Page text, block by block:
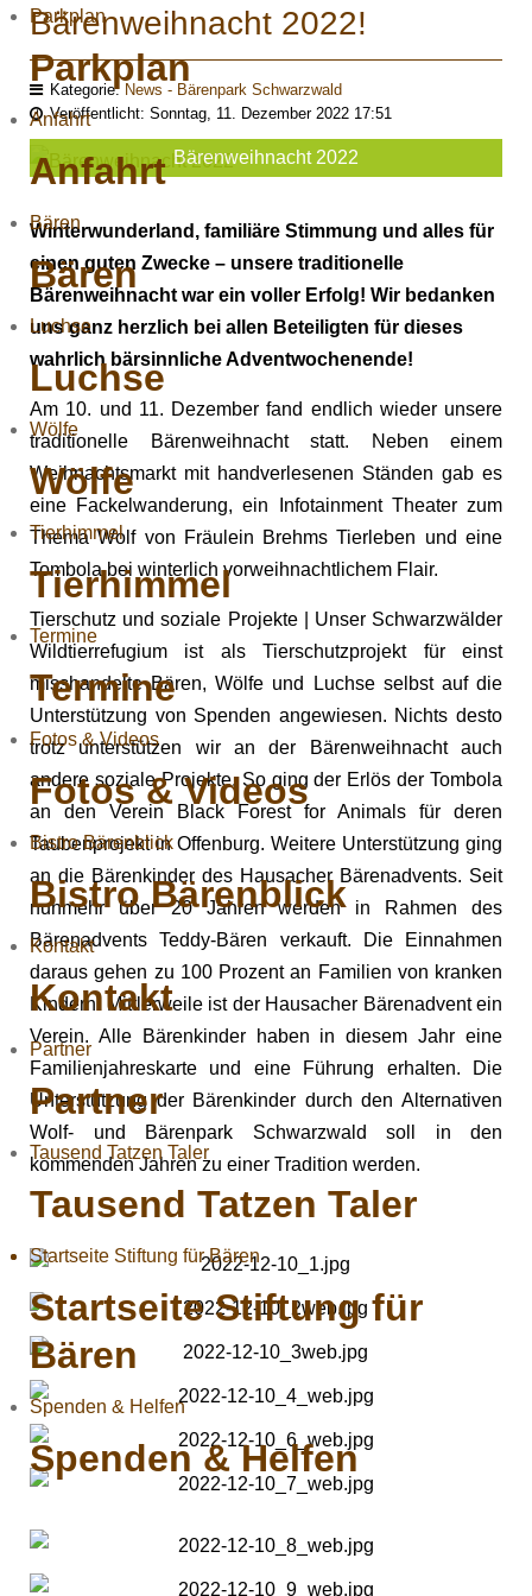
Parkplan
Parkplan
Anfahrt
Anfahrt
Bären
Bären
Luchse
Luchse
Wölfe
Wölfe
Tierhimmel
Tierhimmel
Termine
Termine
Fotos & Videos
Fotos & Videos
Bistro Bärenblick
Bistro Bärenblick
Kontakt
Kontakt
Partner
Partner
Tausend Tatzen Taler
Tausend Tatzen Taler
Startseite Stiftung für Bären
Startseite Stiftung für
Bären
Spenden & Helfen
Spenden & Helfen
Bärenweihnacht 2022!
Kategorie: News - Bärenpark Schwarzwald
Veröffentlicht: Sonntag, 11. Dezember 2022 17:51
Bärenweihnacht 2022
Winterwunderland, familiäre Stimmung und alles für
einen guten Zwecke – unsere traditionelle
Bärenweihnacht war ein voller Erfolg! Wir bedanken
uns ganz herzlich bei allen Beteiligten für dieses
wahrlich bärsinnliche Adventwochenende!
Am 10. und 11. Dezember fand endlich wieder unsere
traditionelle Bärenweihnacht statt. Neben einem
Weihnachtsmarkt mit handverlesenen Ständen gab es
eine Fackelwanderung, ein Infotainment Theater zum
Thema Wolf von Fräulein Brehms Tierleben und eine
Tombola bei winterlich vorweihnachtlichem Flair.
Tierschutz und soziale Projekte | Unser Schwarzwälder
Wildtierrefugium ist als Tierschutzprojekt für einst
misshandelte Bären, Wölfe und Luchse selbst auf die
Unterstützung von Spenden angewiesen. Nichts desto
trotz unterstützen wir an der Bärenweihnacht auch
andere soziale Projekte. So ging der Erlös der Tombola
an den Verein Black Forest for Animals für deren
Taubenprojekt in Offenburg. Weitere Unterstützung ging
an die Bärenkinder des Hausacher Bärenadvents. Seit
nunmehr über 20 Jahren werden in Rahmen des
Bärenadvents Teddy-Bären verkauft. Die Einnahmen
daraus gehen zu 100 Prozent an Familien von kranken
Kindern. Mittlerweile ist der Hausacher Bärenadvent ein
Verein. Alle Bärenkinder haben in diesem Jahr eine
Familienjahreskarte und eine Führung erhalten. Die
Unterstützung der Bärenkinder durch den Alternativen
Wolf- und Bärenpark Schwarzwald soll in den
kommenden Jahren zu einer Tradition werden.